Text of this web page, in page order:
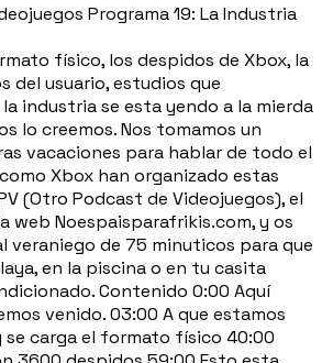
Programa 19: La Industria
físico, los despidos de Xbox, la
del usuario, estudios que
la industria se esta yendo a la mierda
lo creemos. Nos tomamos un
vacaciones para hablar de todo el
Xbox han organizado estas
(Otro Podcast de Videojuegos), el
web Noespaisparafrikis.com, y os
veraniego de 75 minuticos para que
en la piscina o en tu casita
Contenido 0:00 Aquí
venido. 03:00 A que estamos
se carga el formato físico 40:00